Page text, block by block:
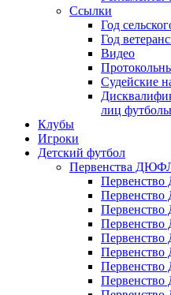
Ссылки
Год
Год
Видео
Судейские
лиц
Клубы
Игроки
Детский футбол
Первенства